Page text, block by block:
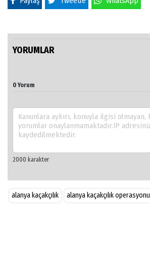
YORUMLAR
0 Yorum
alanya kaçakçılık alanya kaçakçılık operasyonu